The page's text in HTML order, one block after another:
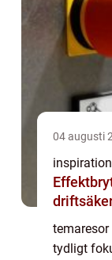
04 augusti
inspiration
Effektbrytare grunden
tydligt